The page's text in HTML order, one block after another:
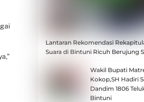
Lantaran Rekomendasi
Suara di Bintuni Ricuh Berujung
Wakil Bupati
Kokop,SH Hadiri
Dandim 1806
Bintuni